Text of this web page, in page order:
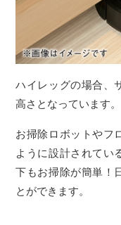
ハイレッグの場合、
高さとなっています。
お掃除ロボットやフ
ように設計されてい
下もお掃除が簡単！
とができます。